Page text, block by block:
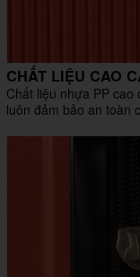
CHẤT LIỆU CAO
Chất liệu nhựa PP
luôn đảm bảo an toàn